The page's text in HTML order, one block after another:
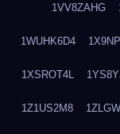
1VV8ZAHG
1WUHK6D4
1XSROT4L
1Z1US2M8